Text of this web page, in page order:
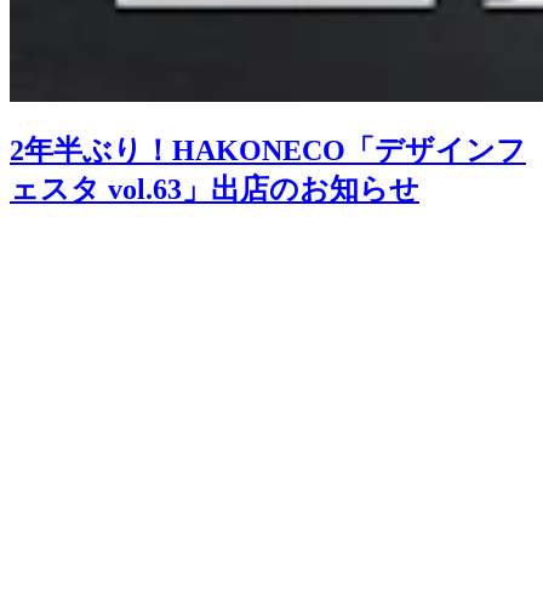
2年半ぶり！HAKONECO「デザインフ
ェスタ vol.63」出店のお知らせ